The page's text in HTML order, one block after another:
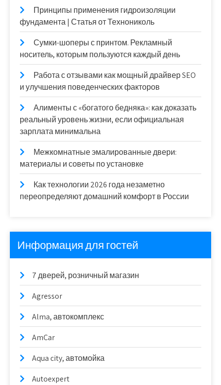
Принципы применения гидроизоляции
фундамента | Статья от Технониколь
Сумки-шоперы с принтом. Рекламный
носитель, которым пользуются каждый день
Работа с отзывами как мощный драйвер SEO
и улучшения поведенческих факторов
Алименты с «богатого бедняка»: как доказать
реальный уровень жизни, если официальная
зарплата минимальна
Межкомнатные эмалированные двери:
материалы и советы по установке
Как технологии 2026 года незаметно
переопределяют домашний комфорт в России
Информация для гостей
7 дверей, розничный магазин
Agressor
Alma, автокомплекс
AmCar
Aqua city, автомойка
Autoexpert